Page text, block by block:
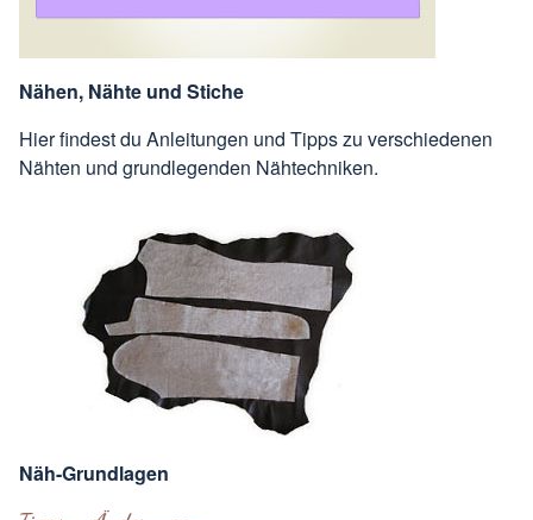
Nähen, Nähte und Stiche
Hier findest du Anleitungen und Tipps zu verschiedenen
Nähten und grundlegenden Nähtechniken.
Näh-Grundlagen